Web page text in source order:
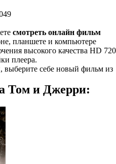
смотреть онлайн фильм
планшете и компьютере
высокого качества HD 720
плеера.
себе новый фильм из
Том и Джерри: